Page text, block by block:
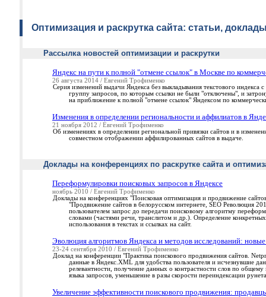
Оптимизация и раскрутка сайта: статьи,
Рассылка новостей оптимизации и раскрутки
Яндекс на пути к полной "отмене ссылок" в Москве по
26 августа 2014 / Евгений Трофименко
Серия изменений выдачи Яндекса без выкладывания текстового индекса
группу запросов, по которым ссылки не были "отключены", и
на приближение к полной "отмене ссылок" Яндексом по
Изменения в определении региональности и аффилиатов в
21 ноября 2012 / Евгений Трофименко
Об изменениях в определении региональной привязки сайтов и в
совместном отображении аффилированных сайтов в выдаче.
Доклады на конференциях по раскрутке сайта и
Переформулировки поисковых запросов в Яндексе
ноябрь 2010 / Евгений Трофименко
Доклады на конференциях "Поисковая оптимизация и продвижение
"Продвижение сайтов в белорусском интернете, SEO Революция
пользователем запрос до передачи поисковому алгоритму
словами (частями речи, транслитом и др.). Определение
использования в текстах и ссылках на сайт.
Эволюция алгоритмов Яндекса и методов исследований:
23-24 сентября 2010 / Евгений Трофименко
Доклад на конференции "Практика поискового продвижения сайтов.
данные в Яндекс.XML для удобства пользователя и исчезнувшие
релевантности, получение данных о контрастности слов по
языка запросов, уменьшение в разы скорости переиндексации рунета
Увеличение эффективности поискового продвижения: